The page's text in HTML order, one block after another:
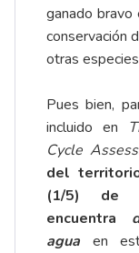
ganado bravo
conservación
otras
Pues bien,
incluido en
Cycle
del
(1/5) de
encuentra
agua en